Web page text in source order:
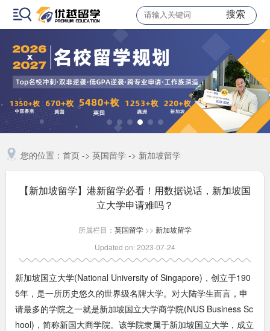
搜索
您的位置： 首页-> 英国留学-> 新加坡留学
【新加坡留学】港新留学必看！用数据说话，新加坡国
立大学申请难吗？
所属栏目： 英国留学 >> 新加坡留学
Updated on: 2023-07-24
新加坡国立大学(National University of Singapore)，创立于190
5年，是一所历史悠久的世界级名牌大学。对大陆学生而言，申
请最多的学院之一就是新加坡国立大学商学院(NUS Business Sc
hool)，简称新国大商学院。该学院隶属于新加坡国立大学，成立